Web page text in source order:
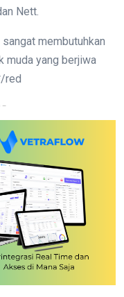
Nett.
membutuhkan
muda yang berjiwa
red
-